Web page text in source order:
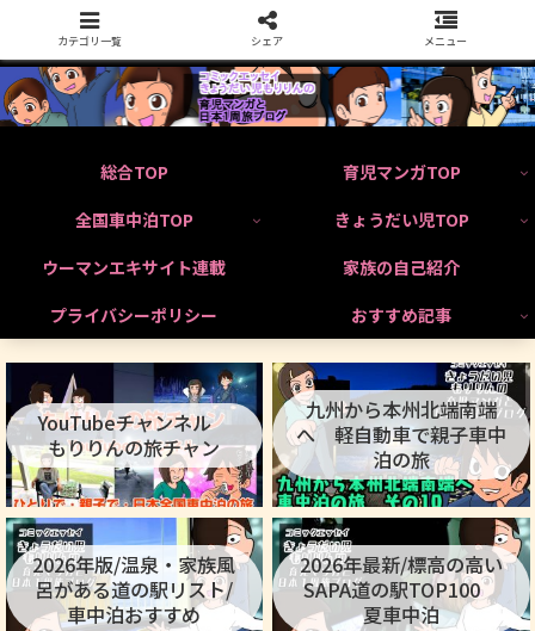
総合TOP
育児マンガTOP
全国車中泊TOP
きょうだい児TOP
ウーマンエキサイト連載
家族の自己紹介
プライバシーポリシー
おすすめ記事
YouTubeチャンネル
もりりんの旅チャン
九州から本州北端南端
へ 軽自動車で親子車中
泊の旅
2026年版/温泉・家族風
呂がある道の駅リスト/
車中泊おすすめ
2026年最新/標高の高い
SAPA道の駅TOP100
夏車中泊
カテゴリ一覧 シェア メニュー